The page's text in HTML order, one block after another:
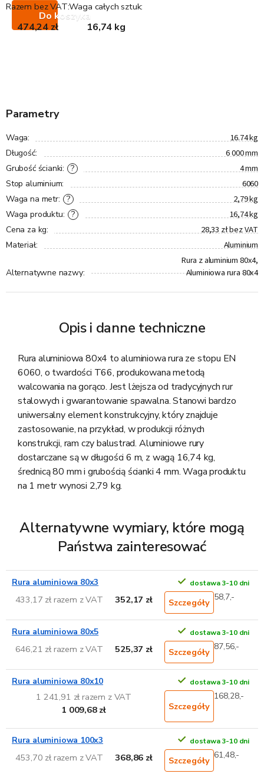
Do koszyka
Waga całych sztuk:
16,74 kg
Razem bez VAT:
474,24 zł
Parametry
Waga: 16.74 kg
Długość: 6 000 mm
?
Grubość ścianki: 4 mm
Stop aluminium: 6060
?
Waga na metr: 2,79 kg
?
Waga produktu: 16,74 kg
Cena za kg: 28,33 zł bez VAT
Materiał: Aluminium
Alternatywne nazwy:
Rura z aluminium 80x4,
Aluminiowa rura 80x4
Opis i danne techniczne
Rura aluminiowa 80x4 to aluminiowa rura ze stopu EN
6060, o twardości T66, produkowana metodą
walcowania na gorąco. Jest lżejsza od tradycyjnych rur
stalowych i gwarantowanie spawalna. Stanowi bardzo
uniwersalny element konstrukcyjny, który znajduje
zastosowanie, na przykład, w produkcji różnych
konstrukcji, ram czy balustrad. Aluminiowe rury
dostarczane są w długości 6 m, z wagą 16,74 kg,
średnicą 80 mm i grubością ścianki 4 mm. Waga produktu
na 1 metr wynosi 2,79 kg.
Alternatywne wymiary, które mogą
Państwa zainteresować
Rura aluminiowa 80x3 dostawa 3-10 dni
433,17 zł razem z VAT 352,17 zł Szczegóły 58,7,-
Rura aluminiowa 80x5 dostawa 3-10 dni
646,21 zł razem z VAT 525,37 zł Szczegóły 87,56,-
Rura aluminiowa 80x10 dostawa 3-10 dni
1 241,91 zł razem z VAT
1 009,68 zł
Szczegóły
168,28,-
Rura aluminiowa 100x3 dostawa 3-10 dni
453,70 zł razem z VAT 368,86 zł Szczegóły 61,48,-